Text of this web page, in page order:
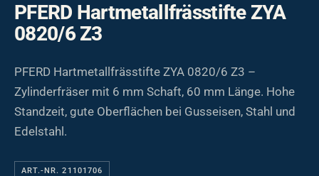
PFERD Hartmetallfrässtifte ZYA
0820/6 Z3
PFERD Hartmetallfrässtifte ZYA 0820/6 Z3 –
Zylinderfräser mit 6 mm Schaft, 60 mm Länge. Hohe
Standzeit, gute Oberflächen bei Gusseisen, Stahl und
Edelstahl.
ART.-NR. 21101706